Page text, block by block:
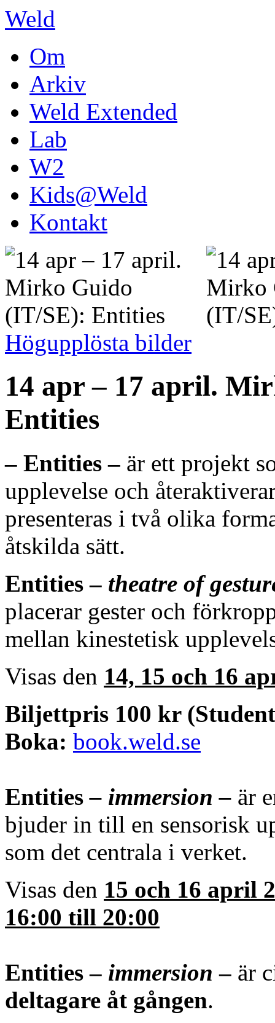
Weld
Om
Arkiv
Weld Extended
Lab
W2
Kids@Weld
Kontakt
Högupplösta bilder
14 apr – 17 april.
Entities
– Entities – är ett projekt
upplevelse och
presenteras i två olika
åtskilda sätt.
Entities – theatre of
placerar gester och
mellan kinestetisk
Visas den 14, 15 och 16
Biljettpris 100 kr
Boka: book.weld.se
Entities – immersion – är
bjuder in till en sensorisk
som det centrala i verket.
Visas den 15 och 16 april
16:00 till 20:00
Entities – immersion– är
deltagare åt gången.